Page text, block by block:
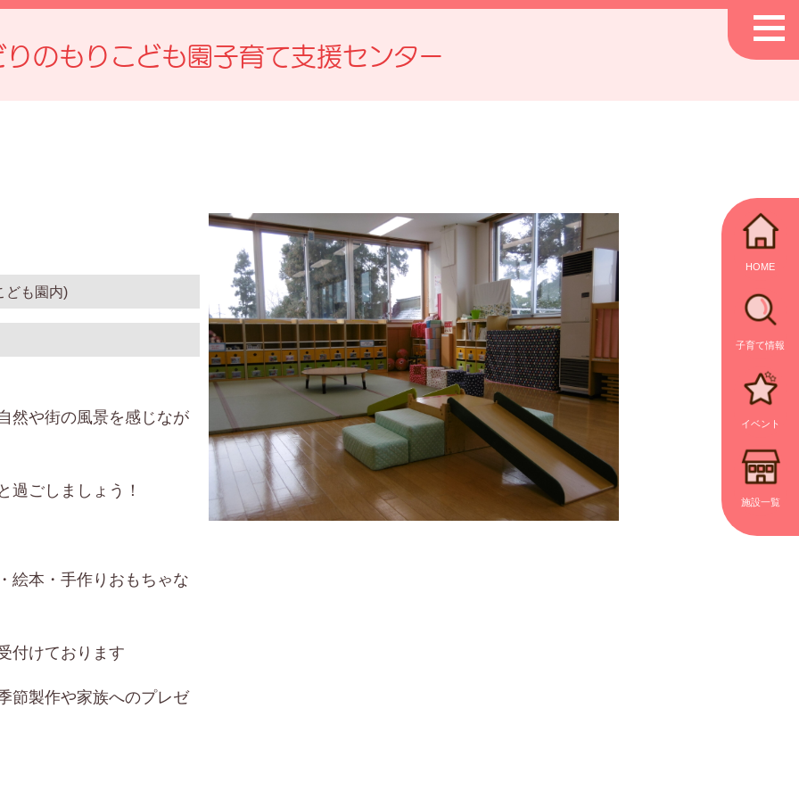
HOME
子育て情報
イベント
施設一覧
のもりこども園子育て支援センター
ども園内)
然や街の風景を感じなが
ごしましょう！
絵本・手作りおもちゃな
付けております
節製作や家族へのプレゼ